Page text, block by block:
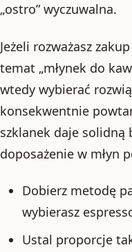
„ostro” wyczuwalna.
Jeżeli rozważasz
temat „młynek do
wtedy wybierać
konsekwentnie
szklanek daje solidną
doposażenie w młyn
Dobierz metodę
wybierasz
Ustal proporcje